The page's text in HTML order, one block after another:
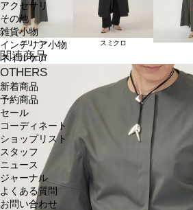
アクセサリ
その他
雑貨小物
インテリア小物
ネイルケア
OTHERS
新着商品
予約商品
セール
コーディネート
ショップリスト
スタッフ
ニュース
ジャーナル
よくある質問
お問い合わせ
グリーン スミクロ
関連商品